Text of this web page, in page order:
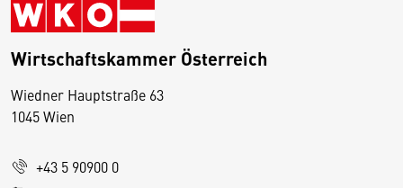
Wirtschaftskammer Österreich
Wiedner Hauptstraße 63
1045 Wien
+43 5 90900 0
D
s